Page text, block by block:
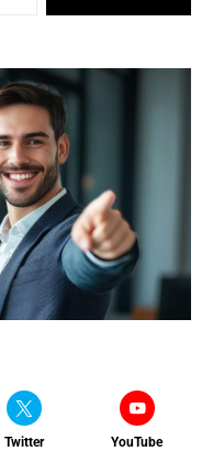
Twitter YouTube